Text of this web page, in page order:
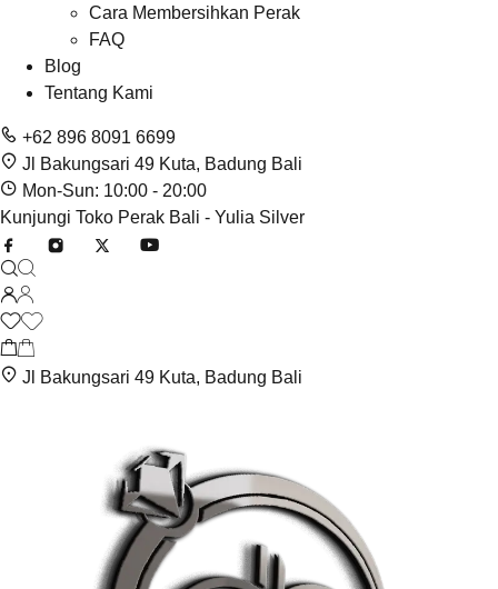
Cara Membersihkan Perak
FAQ
Blog
Tentang Kami
+62 896 8091 6699
Jl Bakungsari 49 Kuta, Badung Bali
Mon-Sun: 10:00 - 20:00
Kunjungi Toko Perak Bali - Yulia Silver
Jl Bakungsari 49 Kuta, Badung Bali